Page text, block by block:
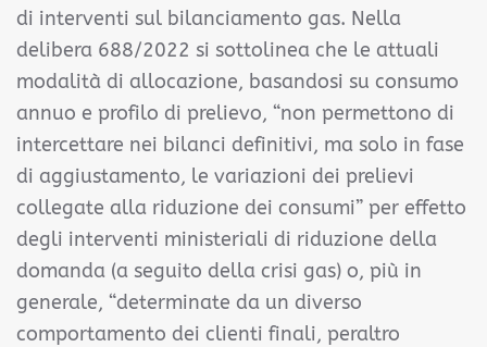
di interventi sul bilanciamento gas. Nella
delibera 688/2022 si sottolinea che le attuali
modalità di allocazione, basandosi su consumo
annuo e profilo di prelievo, “non permettono di
intercettare nei bilanci definitivi, ma solo in fase
di aggiustamento, le variazioni dei prelievi
collegate alla riduzione dei consumi” per effetto
degli interventi ministeriali di riduzione della
domanda (a seguito della crisi gas) o, più in
generale, “determinate da un diverso
comportamento dei clienti finali, peraltro